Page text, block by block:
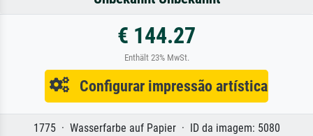
€ 144.27
Enthält 23% MwSt.
Configurar impressão artística
1775 · Wasserfarbe auf Papier · ID da imagem: 5080